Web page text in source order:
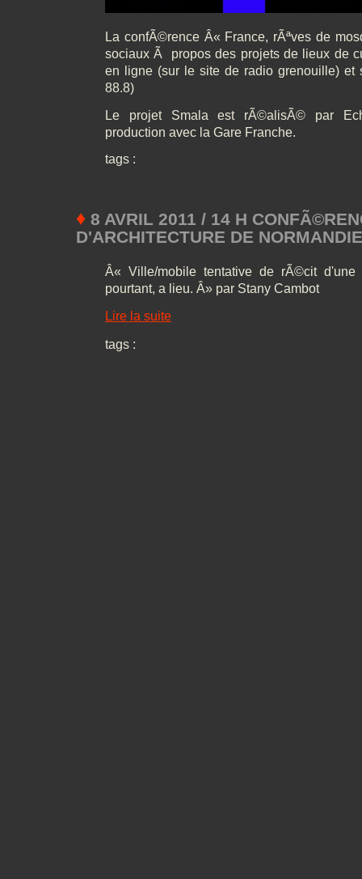
La confÃ©rence Â« France, rÃªves de
sociaux Ã propos des projets de lieux de
en ligne (sur le site de radio grenouille) et
88.8)
Le projet Smala est rÃ©alisÃ© par
production avec la Gare Franche.
tags :
♦ 8 AVRIL 2011 / 14 H
D'ARCHITECTURE DE NORMANDIE
Â« Ville/mobile tentative de rÃ©cit d'une
pourtant, a lieu. Â» par Stany Cambot
Lire la suite
tags :